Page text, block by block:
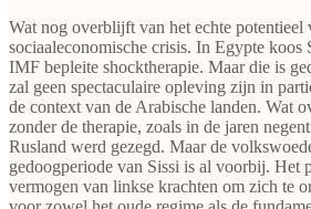
Wat nog overblijft van het echte potentieel
sociaaleconomische crisis. In Egypte koos
IMF bepleite shocktherapie. Maar die is
zal geen spectaculaire opleving zijn in
de context van de Arabische landen. Wat
zonder de therapie, zoals in de jaren
Rusland werd gezegd. Maar de
gedoogperiode van Sissi is al voorbij. Het
vermogen van linkse krachten om zich te